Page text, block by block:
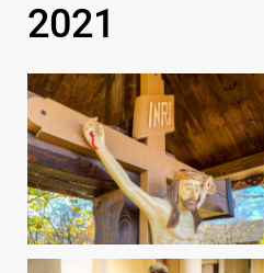
2021